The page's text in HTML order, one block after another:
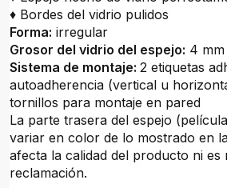
♦ Bordes del vidrio pulidos
Forma: irregular
Grosor del vidrio del espejo: 4 mm
Sistema de montaje: 2 etiquetas
autoadherencia (vertical u
tornillos para montaje en pared
La parte trasera del espejo
variar en color de lo mostrado en
afecta la calidad del producto ni es
reclamación.